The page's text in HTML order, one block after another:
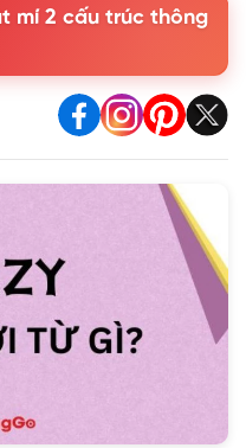
dụng với Crazy
với Crazy
giới từ
mí 2 cấu trúc thông